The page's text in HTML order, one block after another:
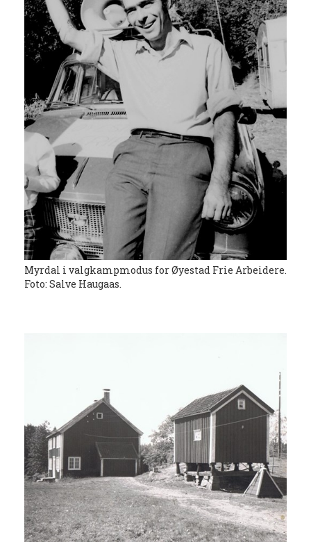
Myrdal i valgkampmodus for Øyestad Frie Arbeidere.
Foto: Salve Haugaas.